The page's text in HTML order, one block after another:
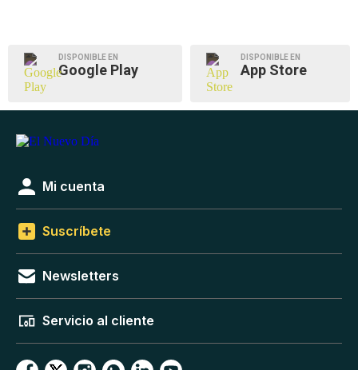
DISPONIBLE EN
Google Play
DISPONIBLE EN
App Store
Mi cuenta
Suscríbete
Newsletters
Servicio al cliente